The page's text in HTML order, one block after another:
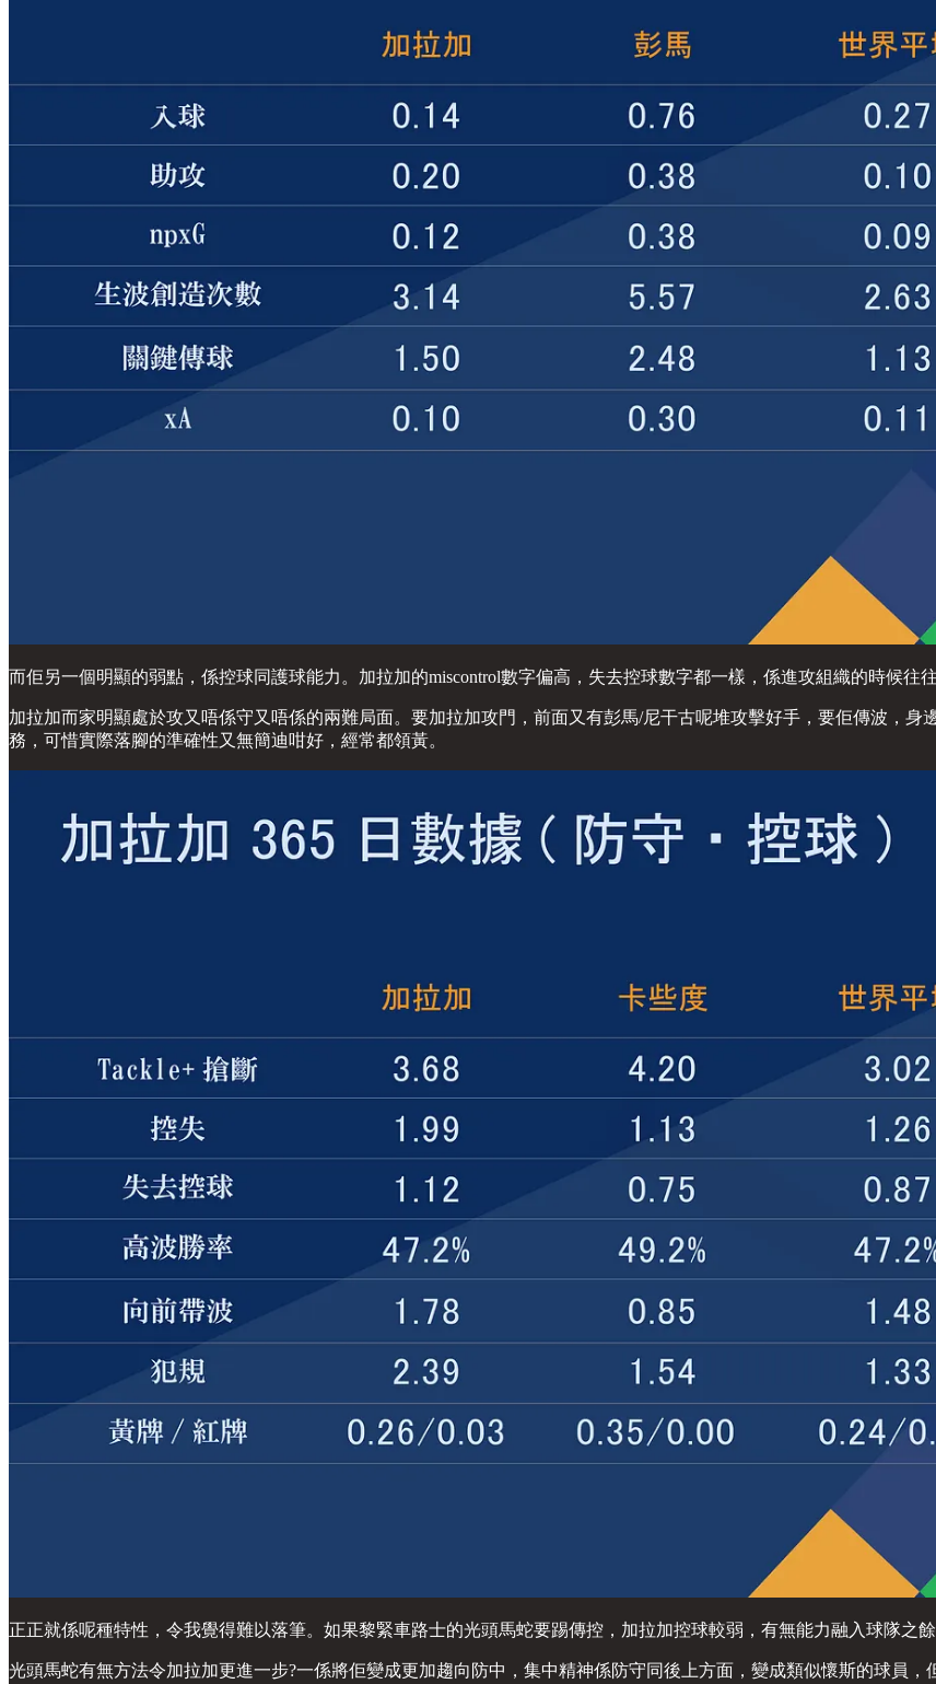
而佢另一個明顯的弱點，係控球同護球能力。加拉加的miscontrol數字偏高，失去控球數字都一樣，係進攻組織的時候往
加拉加而家明顯處於攻又唔係守又唔係的兩難局面。要加拉加攻門，前面又有彭馬/尼干古呢堆攻擊好手，要佢傳波，
務，可惜實際落腳的準確性又無簡迪咁好，經常都領黃。
正正就係呢種特性，令我覺得難以落筆。如果黎緊車路士的光頭馬蛇要踢傳控，加拉加控球較弱，有無能力融入球隊之
光頭馬蛇有無方法令加拉加更進一步?一係將佢變成更加趨向防中，集中精神係防守同後上方面，變成類似懷斯的球員